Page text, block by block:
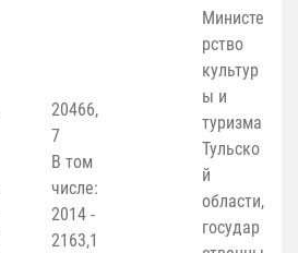
20466,
7
В том
числе:
2014 -
2163,1
Министе
рство
культур
ы и
туризма
Тульско
й
области,
государ